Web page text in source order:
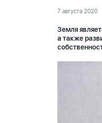
7 августа 2020
Земля
а также